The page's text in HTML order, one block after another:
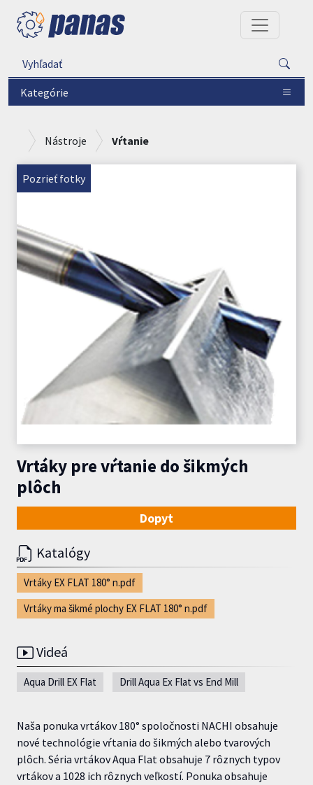
Kategórie
Nástroje Vŕtanie
Pozrieť fotky
Vrtáky pre vŕtanie do šikmých
plôch
Dopyt
Katalógy
Vrtáky EX FLAT 180° n.pdf
Vrtáky ma šikmé plochy EX FLAT 180° n.pdf
Videá
Aqua Drill EX Flat Drill Aqua Ex Flat vs End Mill
Naša ponuka vrtákov 180° spoločnosti NACHI obsahuje
nové technológie vŕtania do šikmých alebo tvarových
plôch. Séria vrtákov Aqua Flat obsahuje 7 rôznych typov
vrtákov a 1028 ich rôznych veľkostí. Ponuka obsahuje